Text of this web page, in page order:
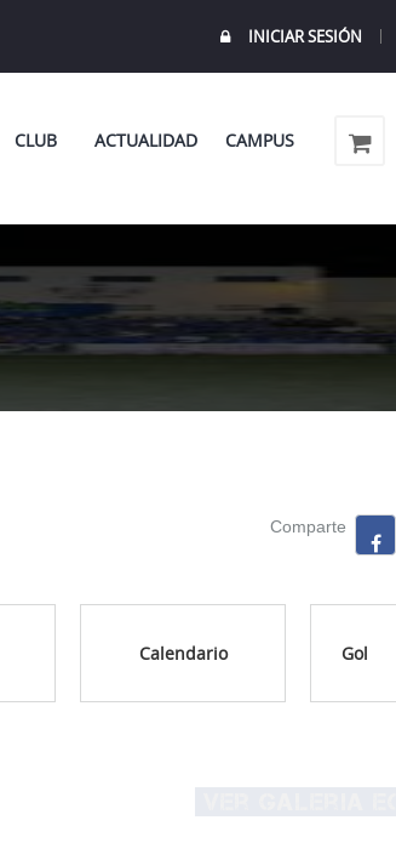
INICIAR SESIÓN
CLUB ACTUALIDAD CAMPUS
Comparte
Calendario Gol